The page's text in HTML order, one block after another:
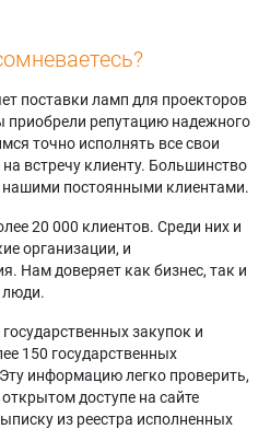
поставки ламп для проекторов
приобрели репутацию надежного
точно исполнять все свои
встречу клиенту. Большинство
нашими постоянными клиентами.
20 000 клиентов. Среди них и
организации, и
Нам доверяет как бизнес, так и
люди.
закупок и
150 государственных
информацию легко проверить,
доступе на сайте
из реестра исполненных